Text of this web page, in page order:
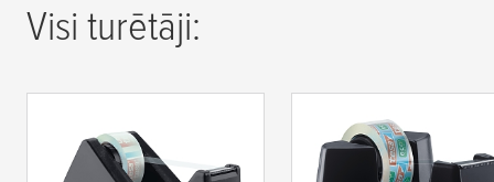
Visi turētāji:
tesa® DESK
DISPENSER
tesa® Easy Cut
līmlentes turētājs